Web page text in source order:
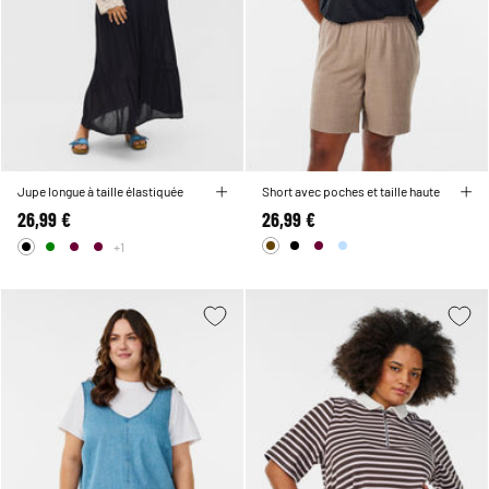
Jupe longue à taille élastiquée
26,99 €
+1
Short avec poches et taille haute
26,99 €